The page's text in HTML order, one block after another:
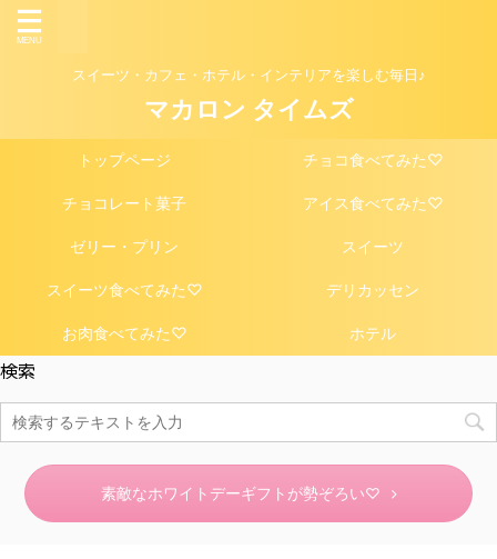
スイーツ・カフェ・ホテル・インテリアを楽しむ毎日♪
マカロン タイムズ
トップページ チョコ食べてみた♡
チョコレート菓子 アイス食べてみた♡
ゼリー・プリン スイーツ
スイーツ食べてみた♡ デリカッセン
お肉食べてみた♡ ホテル
検索
素敵なホワイトデーギフトが勢ぞろい♡